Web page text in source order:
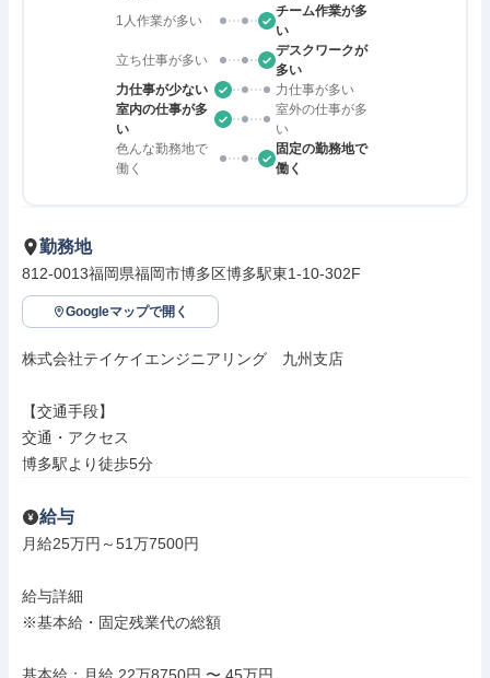
1人作業が多い
チーム作業が多
い
立ち仕事が多い
デスクワークが
多い
力仕事が少ない
力仕事が多い
室内の仕事が多
い
室外の仕事が多
い
色んな勤務地で
働く
固定の勤務地で
働く
勤務地
812-0013福岡県福岡市博多区博多駅東1-10-302F
Googleマップで開く
株式会社テイケイエンジニアリング　九州支店
【交通手段】
交通・アクセス
博多駅より徒歩5分
給与
月給25万円～51万7500円
給与詳細
※基本給・固定残業代の総額